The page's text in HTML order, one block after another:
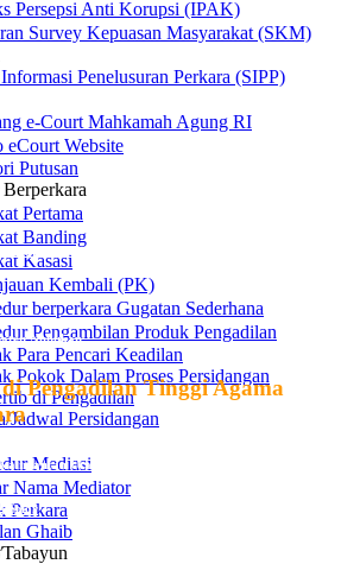
Persepsi Anti Korupsi (IPAK)
Survey Kepuasan Masyarakat (SKM)
Penelusuran Perkara (SIPP)
e-Court Mahkamah Agung RI
eCourt Website
Putusan
Pertama
Banding
Kasasi
Kembali (PK)
berperkara Gugatan Sederhana
Pengambilan Produk Pengadilan
Para Pencari Keadilan
Pokok Dalam Proses Persidangan
di Pengadilan
Jadwal Persidangan
Mediasi
Nama Mediator
Perkara
Ghaib
Utara
Nunukan
Pengadilan Tinggi Agama
Utara
Selor